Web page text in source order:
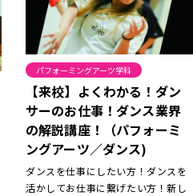
パフォーミングアーツ学科
【来校】よくわかる！ダン
サーのお仕事！ダンス業界
の解説講座！（パフォーミ
ングアーツ／ダンス)
ダンスを仕事にしたい方！ダンスを
活かしてお仕事に繋げたい方！新し